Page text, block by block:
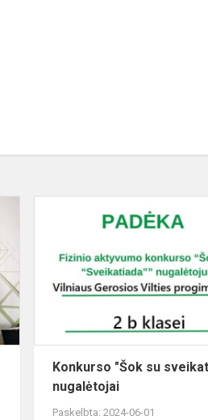
Konkurso "Šok su
nugalėtojai
Paskelbta: 2024-06-01